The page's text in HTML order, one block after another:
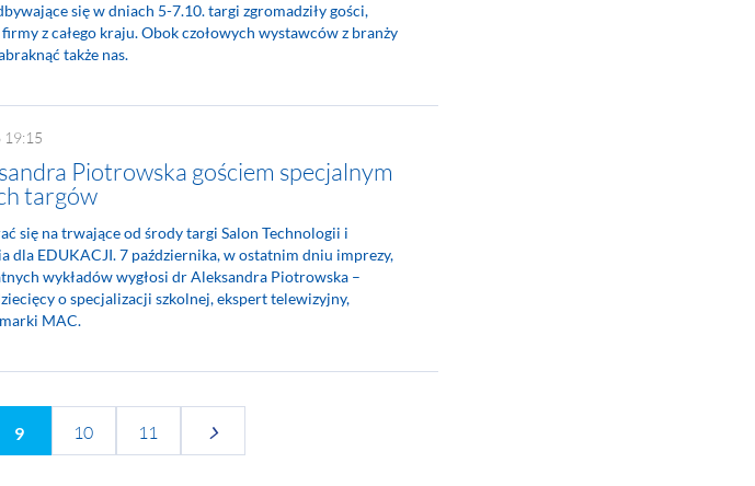
się w dniach 5-7.10. targi zgromadziły gości,
z całego kraju. Obok czołowych wystawców z branży
także nas.
Piotrowska gościem specjalnym
targów
się na trwające od środy targi Salon Technologii i
dla EDUKACJI. 7 października, w ostatnim dniu imprezy,
wykładów wygłosi dr Aleksandra Piotrowska –
o specjalizacji szkolnej, ekspert telewizyjny,
MAC.
9 10 11